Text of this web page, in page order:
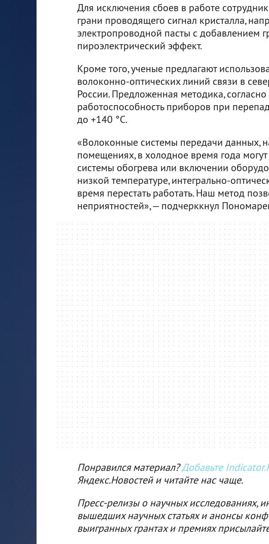
Для исключения сбоев в работе
грани проводящего сигнал кристалла,
электропроводной пасты с добавлением
пироэлектрический эффект.
Кроме того, ученые предлагают
волоконно-оптических линий связи в
России. Предложенная методика,
работоспособность приборов при
до +140 °С.
«Волоконные системы передачи данных,
помещениях, в холодное время года
системы обогрева или включении
низкой температуре, интегрально-
время перестать работать. Наш метод
неприятностей», — подчерккнул
Понравился материал?Добавьте
Яндекс.Новостей и читайте нас чаще.
Пресс-релизы о научных исследованиях,
вышедших научных статьях и анонсы
выигранных грантах и премиях